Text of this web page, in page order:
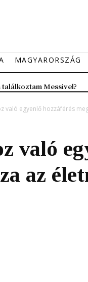
MAGYARORSZÁG
Messivel?
való egyenlő hozzáférés
való
az